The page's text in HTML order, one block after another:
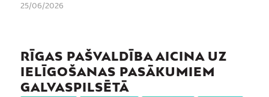
25/06/2026
RĪGAS PAŠVALDĪBA AICINA UZ
IELĪGOŠANAS PASĀKUMIEM
GALVASPILSĒTĀ